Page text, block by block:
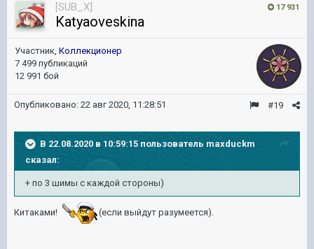
17 931
[SUB_X]
Katyaoveskina
Участник, Коллекционер
7 499 публикаций
12 991 бой
#19
Опубликовано: 22 авг 2020, 11:28:51
В 22.08.2020 в 10:59:15 пользователь maxduckm
сказал:
+ по 3 шимы с каждой стороны)
Китаками! (если выйдут разумеется).